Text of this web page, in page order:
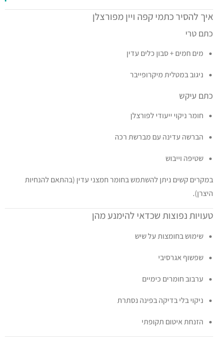
איך להסיר כתמי קפה ויין מפורצלן
כתם טרי
מים חמים + סבון כלים עדין
ניגוב במטלית מיקרופייבר
כתם עיקש
חומר ניקוי ייעודי לפורצלן
הברשה עדינה עם מברשת רכה
שטיפה וייבוש
במקרים קשים ניתן להשתמש בחומר חמצני עדין (בהתאם להנחיות
היצרן).
טעויות נפוצות שכדאי להימנע מהן
שימוש בחומצות על שיש
שפשוף אגרסיבי
ערבוב חומרים כימיים
ניקוי בלי בדיקה בפינה נסתרת
הזנחת איטום תקופתי